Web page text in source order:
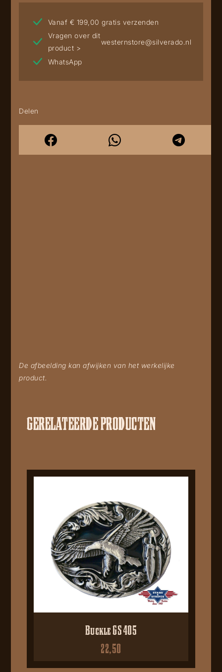
De afbeelding kan afwijken van het werkelijke
product.
Vanaf € 199,00 gratis verzenden
Vragen over dit
product >
westernstore@silverado.nl
WhatsApp
Delen
GERELATEERDE PRODUCTEN
Buckle GS 405
22,50